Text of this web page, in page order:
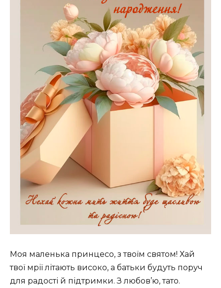
Моя маленька принцесо, з твоїм святом! Хай
твої мрії літають високо, а батьки будуть поруч
для радості й підтримки. З любов’ю, тато.